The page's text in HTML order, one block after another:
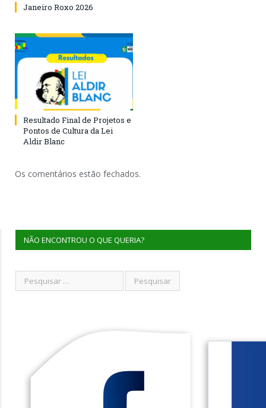
Janeiro Roxo 2026
Resultado Final de Projetos e
Pontos de Cultura da Lei
Aldir Blanc
Os comentários estão fechados.
NÃO ENCONTROU O QUE QUERIA?